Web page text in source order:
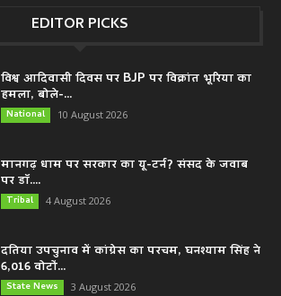
EDITOR PICKS
विश्व आदिवासी दिवस पर BJP पर विक्रांत भूरिया का
हमला, बोले-...
National 10 August 2026
मानगढ़ धाम पर सरकार का यू-टर्न? संसद के जवाब
पर डॉ....
Tribal 4 August 2026
दतिया उपचुनाव में कांग्रेस का परचम, घनश्याम सिंह ने
6,016 वोटों...
State News 3 August 2026